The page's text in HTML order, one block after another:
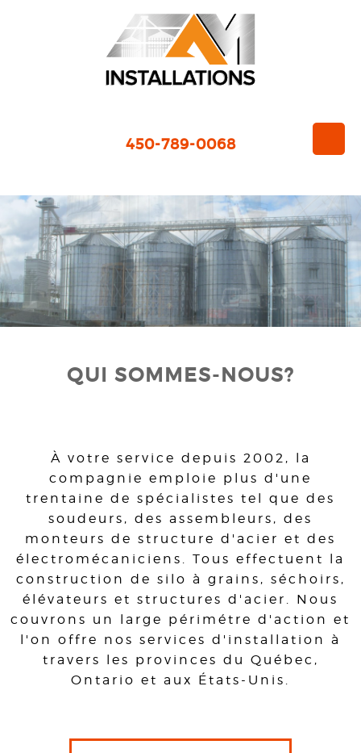
450-789-0068
QUI SOMMES-NOUS?
À votre service depuis 2002, la
compagnie emploie plus d'une
trentaine de spécialistes tel que des
soudeurs, des assembleurs, des
monteurs de structure d'acier et des
électromécaniciens. Tous effectuent la
construction de silo à grains, séchoirs,
élévateurs et structures d'acier. Nous
couvrons un large périmétre d'action et
l'on offre nos services d'installation à
travers les provinces du Québec,
Ontario et aux États-Unis.